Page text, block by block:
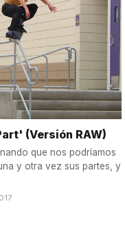
(Versión RAW)
que nos podríamos
y otra vez sus partes, y